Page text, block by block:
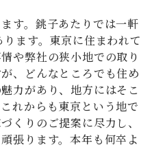
す。銚子あたりでは一軒
ます。東京に住まわれて
や弊社の狭小地での取り
、どんなところでも住め
力があり、地方にはそこ
れからも東京という地で
くりのご提案に尽力し、
張ります。本年も何卒よ